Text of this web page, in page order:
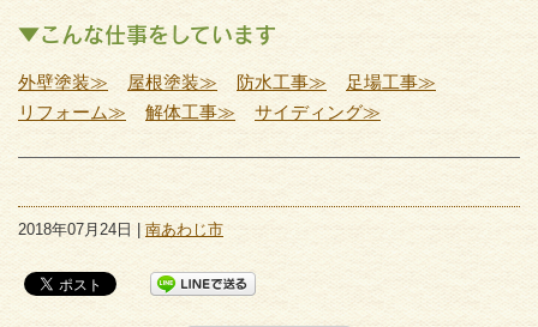
▼こんな仕事をしています
外壁塗装≫ 屋根塗装≫ 防水工事≫
足場工事≫
リフォーム≫
解体工事≫ サイディング≫
2018年07月24日 |南あわじ市